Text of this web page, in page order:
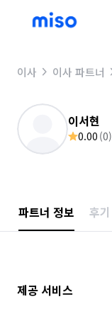
이사 이사 파트너
이서현
0.00 (0)
파트너 정보 후기
제공 서비스